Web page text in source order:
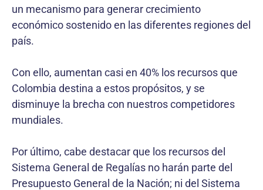
un mecanismo para generar crecimiento
económico sostenido en las diferentes regiones del
país.
Con ello, aumentan casi en 40% los recursos que
Colombia destina a estos propósitos, y se
disminuye la brecha con nuestros competidores
mundiales.
Por último, cabe destacar que los recursos del
Sistema General de Regalías no harán parte del
Presupuesto General de la Nación; ni del Sistema